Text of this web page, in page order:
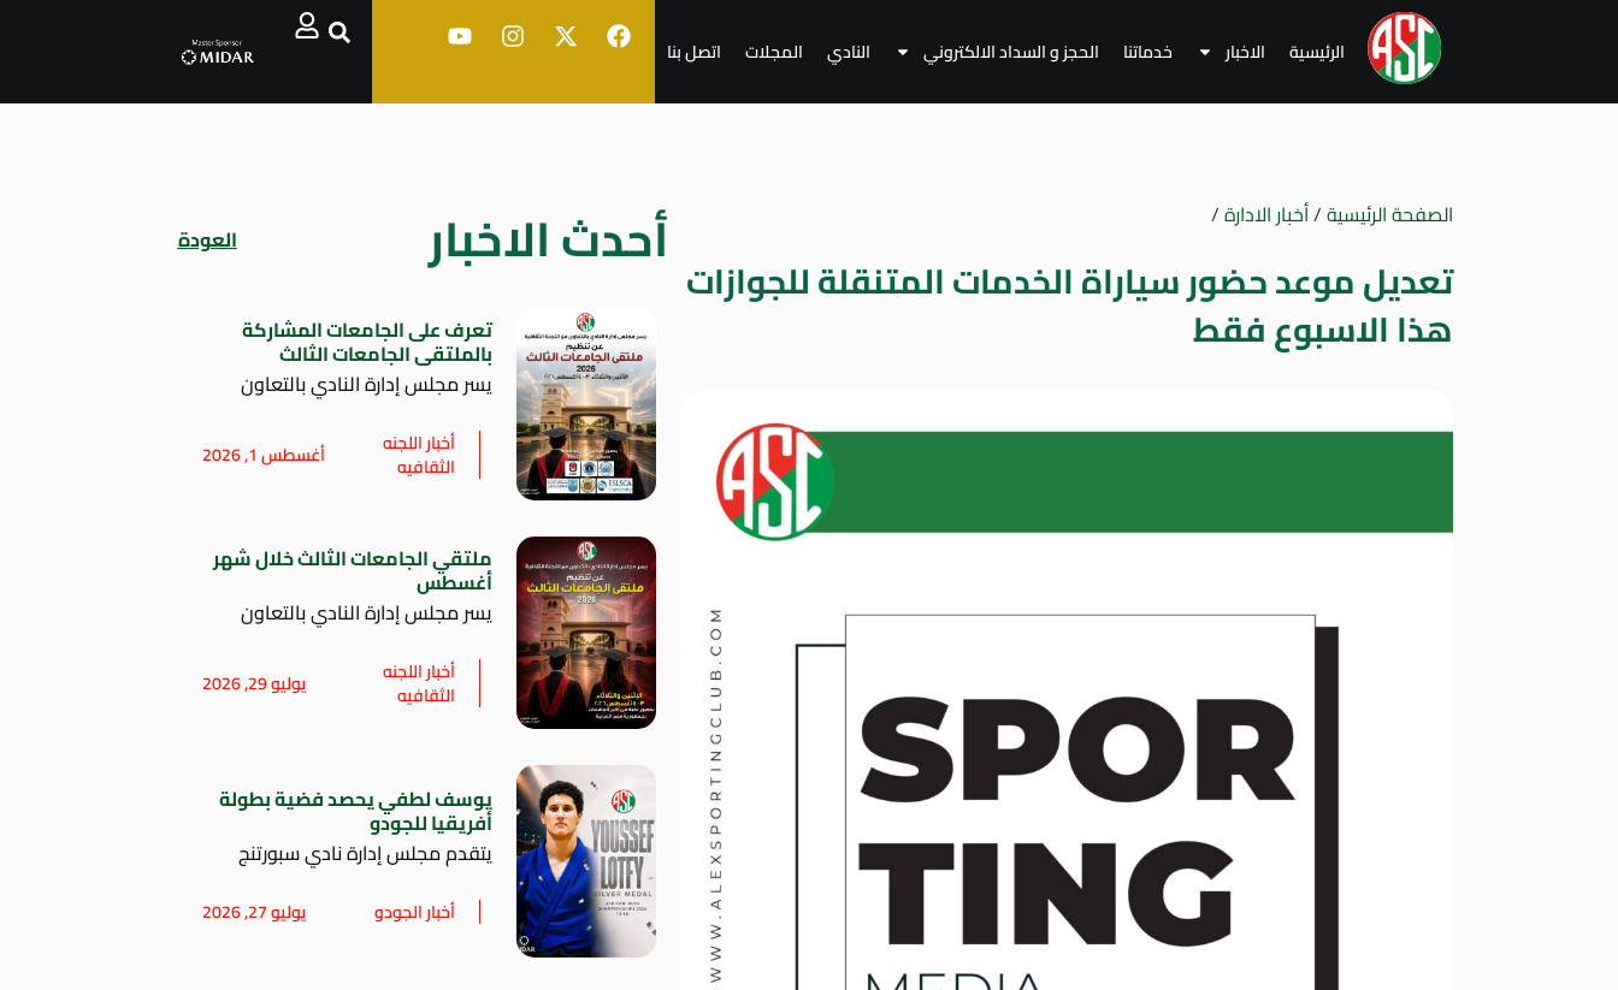
الرئيسية الاخبار خدماتنا الحجز و السداد الالكتروني النادي المجلات اتصل بنا
الصفحة الرئيسية/أخبار الادارة/
تعديل موعد حضور سياراة الخدمات المتنقلة للجوازات
هذا الاسبوع فقط
أحدث الاخبار العودة
تعرف على الجامعات المشاركة
بالملتقى الجامعات الثالث
يسر مجلس إدارة النادي بالتعاون
أخبار اللجنه
الثقافيه أغسطس 1, 2026
ملتقي الجامعات الثالث خلال شهر
أغسطس
يسر مجلس إدارة النادي بالتعاون
أخبار اللجنه
الثقافيه يوليو 29, 2026
يوسف لطفي يحصد فضية بطولة
أفريقيا للجودو
يتقدم مجلس إدارة نادي سبورتنج
أخبار الجودو يوليو 27, 2026